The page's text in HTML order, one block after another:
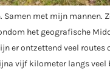
met mijn mannen.
het geografische
er ontzettend veel
vijf kilometer langs